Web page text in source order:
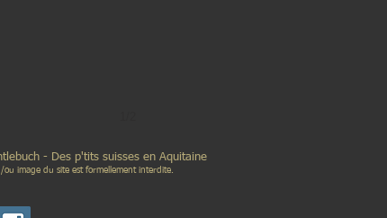
suisses en Aquitaine
image du site est formellement interdite.